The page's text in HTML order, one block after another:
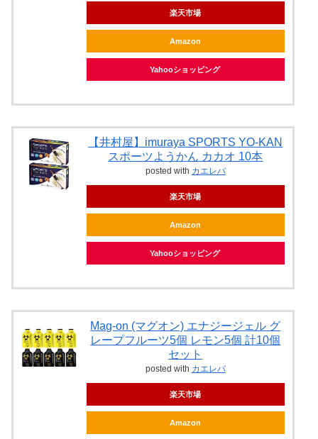
楽天市場
Amazon
Yahooショッピング
【井村屋】imuraya SPORTS YO-KAN
スポーツようかん カカオ 10本
posted with カエレバ
楽天市場
Amazon
Yahooショッピング
Mag-on (マグオン) エナジージェル グ
レープフルーツ5個 レモン5個 計10個
セット
posted with カエレバ
楽天市場
Amazon